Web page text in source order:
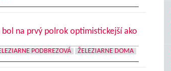
na prvý polrok optimistickejší ako
PODBREZOVÁ ŽELEZIARNE DOMA